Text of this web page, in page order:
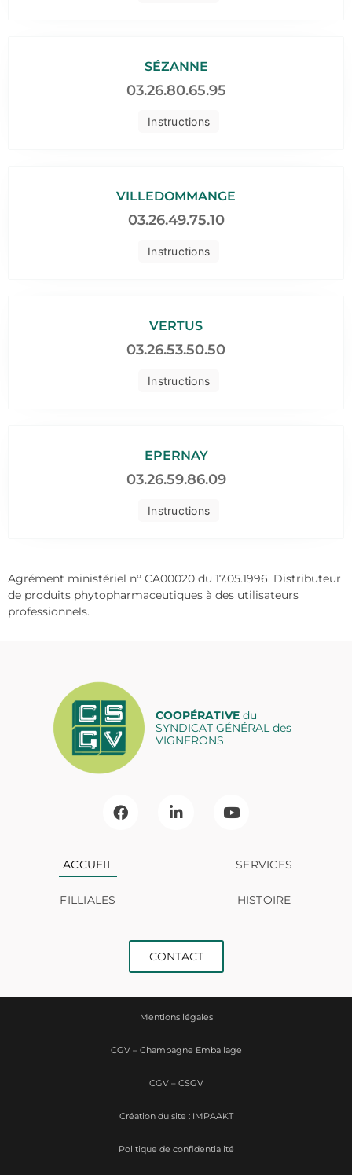
Instructions
SÉZANNE
03.26.80.65.95
Instructions
VILLEDOMMANGE
03.26.49.75.10
Instructions
VERTUS
03.26.53.50.50
Instructions
EPERNAY
03.26.59.86.09
Agrément ministériel n° CA00020 du 17.05.1996. Distributeur
de produits phytopharmaceutiques à des utilisateurs
professionnels.
COOPÉRATIVEdu
SYNDICAT GÉNÉRAL des
VIGNERONS
ACCUEIL SERVICES
FILLIALES HISTOIRE
CONTACT
Mentions légales
CGV – Champagne Emballage
CGV – CSGV
Politique de confidentialité
Création du site : IMPAAKT